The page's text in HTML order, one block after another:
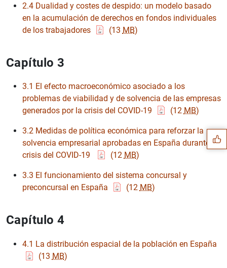
2.4 Dualidad y costes de despido: un modelo basado
en la acumulación de derechos en fondos individuales
de los trabajadores
(13 MB)
Capítulo 3
3.1 El efecto macroeconómico asociado a los
problemas de viabilidad y de solvencia de las empresas
generados por la crisis del COVID-19
(12 MB)
3.2 Medidas de política económica para reforzar la
solvencia empresarial aprobadas en España durante la
crisis del COVID-19
(12 MB)
3.3 El funcionamiento del sistema concursal y
preconcursal en España
(12 MB)
Capítulo 4
4.1 La distribución espacial de la población en España
(13 MB)
Sugerencias